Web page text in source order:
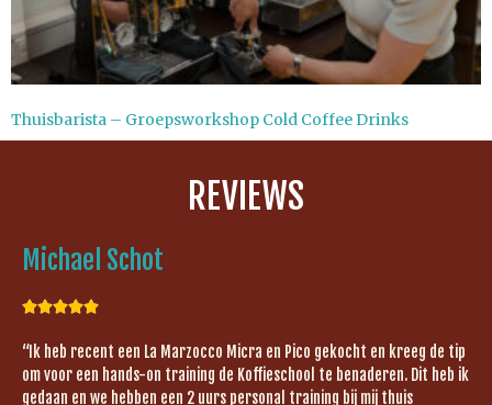
Thuisbarista – Groepsworkshop Cold Coffee Drinks
REVIEWS
Michael Schot

“Ik heb recent een La Marzocco Micra en Pico gekocht en kreeg de tip
om voor een hands-on training de Koffieschool te benaderen. Dit heb ik
gedaan en we hebben een 2 uurs personal training bij mij thuis